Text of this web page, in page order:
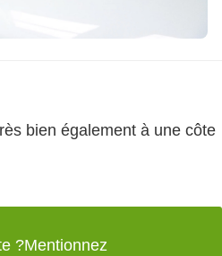
bien également à une côte
?Mentionnez